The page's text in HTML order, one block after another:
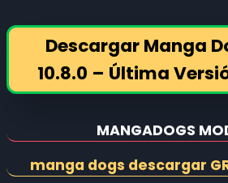
Descargar Manga
10.8.0 – Última
MANGADOGS
manga dogs descargar